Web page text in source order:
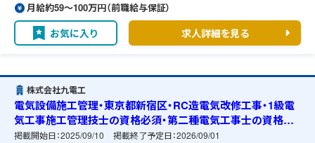
月給約59〜100万円（前職給与保証）
お気に入り 求人詳細を見る
株式会社九電工
電気設備施工管理・東京都新宿区・RC造電気改修工事・1級電
気工事施工管理技士の資格必須・第二種電気工事士の資格必
須・宿舎の準備可能
掲載開始日：2025/09/10 掲載終了予定日：2026/09/01